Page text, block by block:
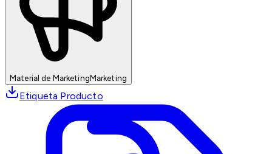
Material de MarketingMarketing
Etiqueta Producto